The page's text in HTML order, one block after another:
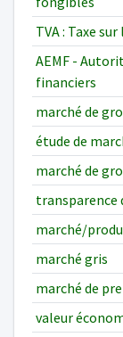
TVA : Taxe
AEMF -
financiers
marché de
étude de
marché de
transparence
marché/
marché gris
marché de
valeur